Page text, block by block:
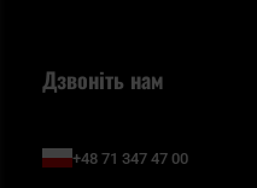
Дзвоніть нам
+48 71 347 47 00